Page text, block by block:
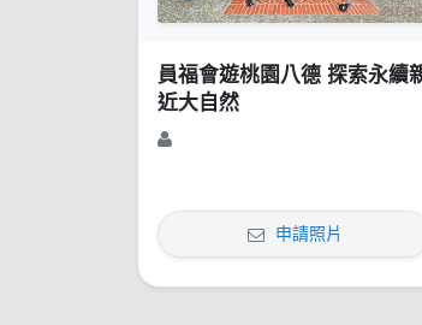
員福會遊桃園八德 探索永續
近大自然
申請照片